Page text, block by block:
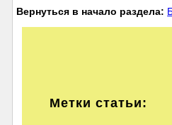
Вернуться в начало раздела:
Метки статьи: